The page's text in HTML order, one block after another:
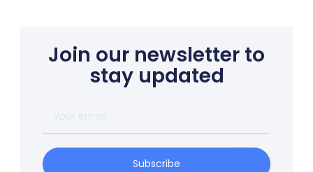
Join our newsletter to
stay updated
email
Subscribe